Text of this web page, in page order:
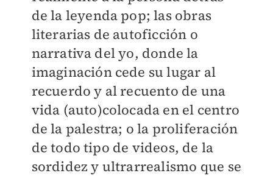
de la leyenda pop; las obras
literarias de autoficción o
narrativa del yo, donde la
imaginación cede su lugar al
recuerdo y al recuento de una
vida (auto)colocada en el centro
de la palestra; o la proliferación
de todo tipo de videos, de la
sordidez y ultrarrealismo que se